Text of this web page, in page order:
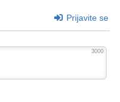
Prijavite se
3000